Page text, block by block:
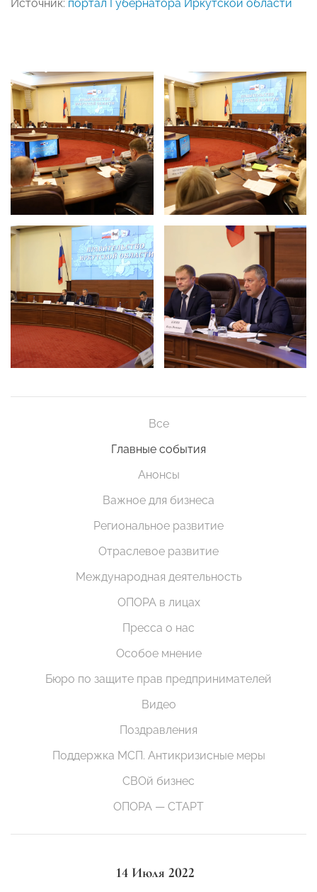
Источник: портал Губернатора Иркутской области
Все
Главные события
Анонсы
Важное для бизнеса
Региональное развитие
Отраслевое развитие
Международная деятельность
ОПОРА в лицах
Пресса о нас
Особое мнение
Бюро по защите прав предпринимателей
Видео
Поздравления
Поддержка МСП. Антикризисные меры
СВОй бизнес
ОПОРА — СТАРТ
14 Июля 2022